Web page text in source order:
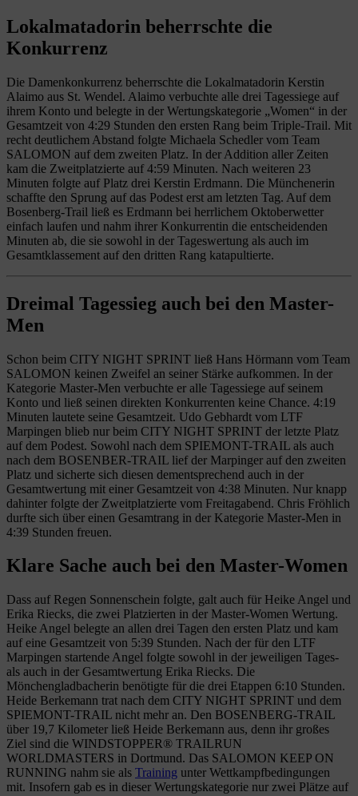
Lokalmatadorin beherrschte die
Konkurrenz
Die Damenkonkurrenz beherrschte die Lokalmatadorin Kerstin
Alaimo aus St. Wendel. Alaimo verbuchte alle drei Tagessiege auf
ihrem Konto und belegte in der Wertungskategorie „Women“ in der
Gesamtzeit von 4:29 Stunden den ersten Rang beim Triple-Trail. Mit
recht deutlichem Abstand folgte Michaela Schedler vom Team
SALOMON auf dem zweiten Platz. In der Addition aller Zeiten
kam die Zweitplatzierte auf 4:59 Minuten. Nach weiteren 23
Minuten folgte auf Platz drei Kerstin Erdmann. Die Münchenerin
schaffte den Sprung auf das Podest erst am letzten Tag. Auf dem
Bosenberg-Trail ließ es Erdmann bei herrlichem Oktoberwetter
einfach laufen und nahm ihrer Konkurrentin die entscheidenden
Minuten ab, die sie sowohl in der Tageswertung als auch im
Gesamtklassement auf den dritten Rang katapultierte.
Dreimal Tagessieg auch bei den Master-
Men
Schon beim CITY NIGHT SPRINT ließ Hans Hörmann vom Team
SALOMON keinen Zweifel an seiner Stärke aufkommen. In der
Kategorie Master-Men verbuchte er alle Tagessiege auf seinem
Konto und ließ seinen direkten Konkurrenten keine Chance. 4:19
Minuten lautete seine Gesamtzeit. Udo Gebhardt vom LTF
Marpingen blieb nur beim CITY NIGHT SPRINT der letzte Platz
auf dem Podest. Sowohl nach dem SPIEMONT-TRAIL als auch
nach dem BOSENBER-TRAIL lief der Marpinger auf den zweiten
Platz und sicherte sich diesen dementsprechend auch in der
Gesamtwertung mit einer Gesamtzeit von 4:38 Minuten. Nur knapp
dahinter folgte der Zweitplatzierte vom Freitagabend. Chris Fröhlich
durfte sich über einen Gesamtrang in der Kategorie Master-Men in
4:39 Stunden freuen.
Klare Sache auch bei den Master-Women
Dass auf Regen Sonnenschein folgte, galt auch für Heike Angel und
Erika Riecks, die zwei Platzierten in der Master-Women Wertung.
Heike Angel belegte an allen drei Tagen den ersten Platz und kam
auf eine Gesamtzeit von 5:39 Stunden. Nach der für den LTF
Marpingen startende Angel folgte sowohl in der jeweiligen Tages-
als auch in der Gesamtwertung Erika Riecks. Die
Mönchengladbacherin benötigte für die drei Etappen 6:10 Stunden.
Heide Berkemann trat nach dem CITY NIGHT SPRINT und dem
SPIEMONT-TRAIL nicht mehr an. Den BOSENBERG-TRAIL
über 19,7 Kilometer ließ Heide Berkemann aus, denn ihr großes
Ziel sind die WINDSTOPPER® TRAILRUN
WORLDMASTERS in Dortmund. Das SALOMON KEEP ON
RUNNING nahm sie als Training unter Wettkampfbedingungen
mit. Insofern gab es in dieser Wertungskategorie nur zwei Plätze auf